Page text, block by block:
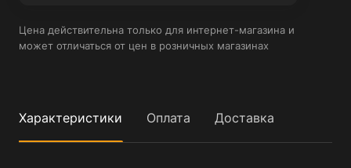
Цена действительна только для интернет-магазина и
может отличаться от цен в розничных магазинах
Характеристики Оплата Доставка